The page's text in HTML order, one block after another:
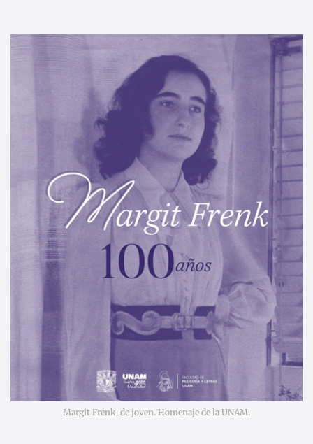
Margit Frenk, de joven. Homenaje de la UNAM.